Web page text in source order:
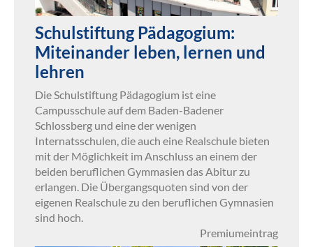
Schulstiftung Pädagogium:
Miteinander leben, lernen und
lehren
Die Schulstiftung Pädagogium ist eine
Campusschule auf dem Baden-Badener
Schlossberg und eine der wenigen
Internatsschulen, die auch eine Realschule bieten
mit der Möglichkeit im Anschluss an einem der
beiden beruflichen Gymmasien das Abitur zu
erlangen. Die Übergangsquoten sind von der
eigenen Realschule zu den beruflichen Gymnasien
sind hoch.
Premiumeintrag